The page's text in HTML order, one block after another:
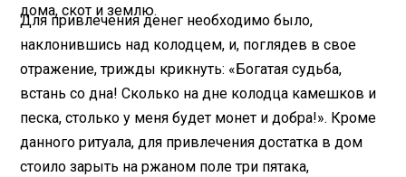
дома, скот и землю.
Для привлечения денег необходимо было,
наклонившись над колодцем, и, поглядев в свое
отражение, трижды крикнуть: «Богатая судьба,
встань со дна! Сколько на дне колодца камешков и
песка, столько у меня будет монет и добра!». Кроме
данного ритуала, для привлечения достатка в дом
стоило зарыть на ржаном поле три пятака,